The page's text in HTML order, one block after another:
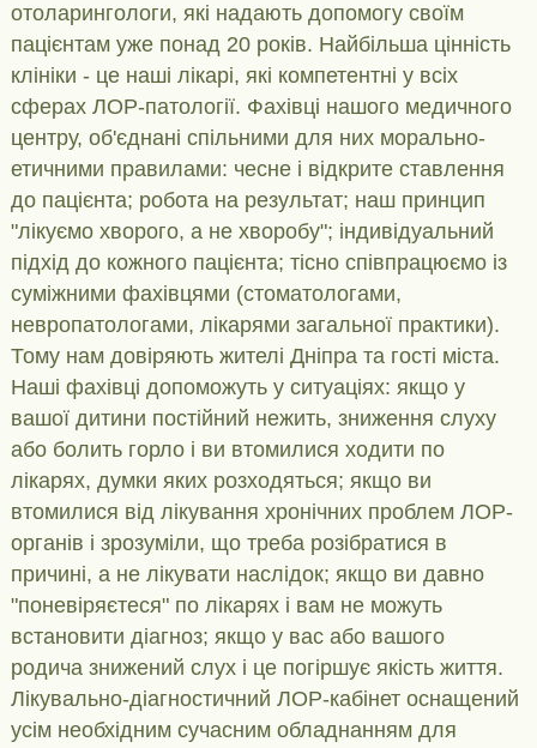
отоларингологи, які надають допомогу своїм
пацієнтам уже понад 20 років. Найбільша цінність
клініки - це наші лікарі, які компетентні у всіх
сферах ЛОР-патології. Фахівці нашого медичного
центру, об'єднані спільними для них морально-
етичними правилами: чесне і відкрите ставлення
до пацієнта; робота на результат; наш принцип
"лікуємо хворого, а не хворобу"; індивідуальний
підхід до кожного пацієнта; тісно співпрацюємо із
суміжними фахівцями (стоматологами,
невропатологами, лікарями загальної практики).
Тому нам довіряють жителі Дніпра та гості міста.
Наші фахівці допоможуть у ситуаціях: якщо у
вашої дитини постійний нежить, зниження слуху
або болить горло і ви втомилися ходити по
лікарях, думки яких розходяться; якщо ви
втомилися від лікування хронічних проблем ЛОР-
органів і зрозуміли, що треба розібратися в
причині, а не лікувати наслідок; якщо ви давно
"поневіряєтеся" по лікарях і вам не можуть
встановити діагноз; якщо у вас або вашого
родича знижений слух і це погіршує якість життя.
Лікувально-діагностичний ЛОР-кабінет оснащений
усім необхідним сучасним обладнанням для